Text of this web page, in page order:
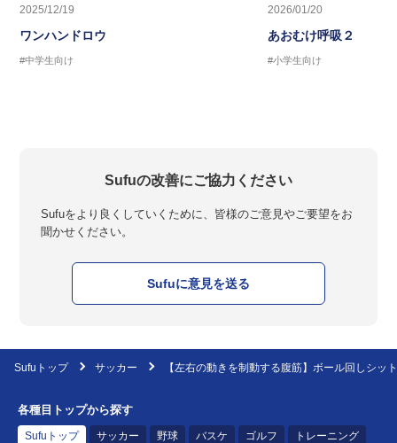
2025/12/19
ワンハンドロウ
#中学生向け
2026/01/20
あおむけ呼吸２
#小学生向け
Sufuの改善にご協力ください
Sufuをより良くしていくために、皆様のご意見やご要望をお
聞かせください。
Sufuに意見を送る
Sufuトップ サッカー 【左右の動きを制動する腹筋】ボール回しシッ
各種目トップから探す
Sufuトップ サッカー 野球 バスケ ゴルフ トレーニング